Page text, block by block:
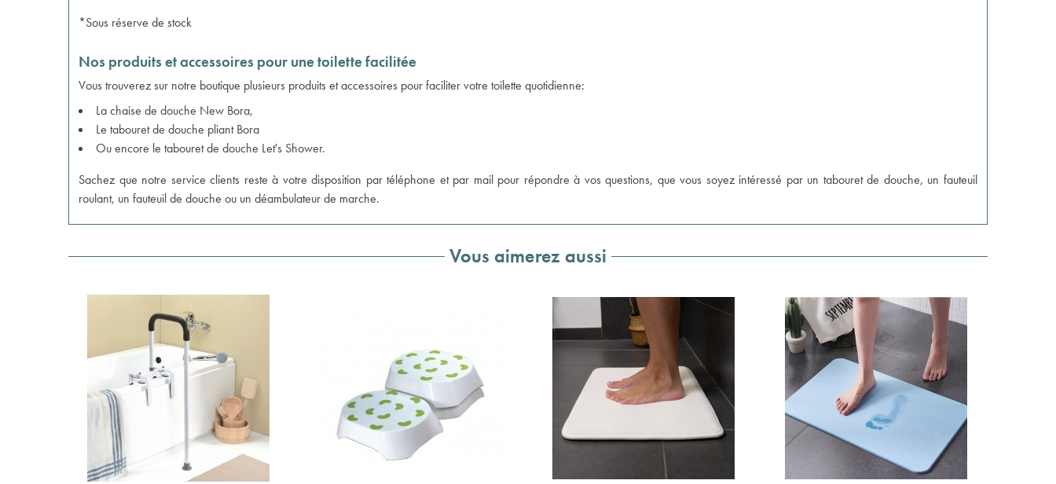
*Sous réserve de stock
Nos produits et accessoires pour une toilette facilitée
Vous trouverez sur notre boutique plusieurs produits et accessoires pour faciliter votre toilette quotidienne:
Lachaise de douche New Bora,
Le tabouret de douche pliant Bora
Ou encore le tabouret de douche Let's Shower.
Sachez que notre service clients reste à votre disposition par téléphone et par mail pour répondre à vos questions, que vous soyez intéressé par un tabouret de douche, un fauteuil
roulant, un fauteuil de douche ou un déambulateur de marche.
Vous aimerez aussi